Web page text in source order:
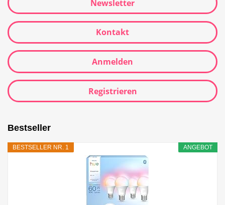
Newsletter
Kontakt
Anmelden
Registrieren
Bestseller
ANGEBOT
BESTSELLER NR. 1